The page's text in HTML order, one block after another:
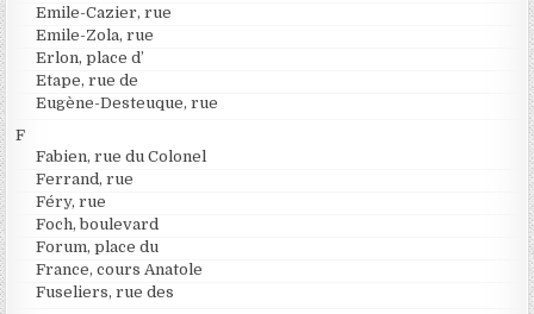
Emile-Cazier, rue
Emile-Zola, rue
Erlon, place d’
Etape, rue de
Eugène-Desteuque, rue
F
Fabien, rue du Colonel
Ferrand, rue
Féry, rue
Foch, boulevard
Forum, place du
France, cours Anatole
Fuseliers, rue des